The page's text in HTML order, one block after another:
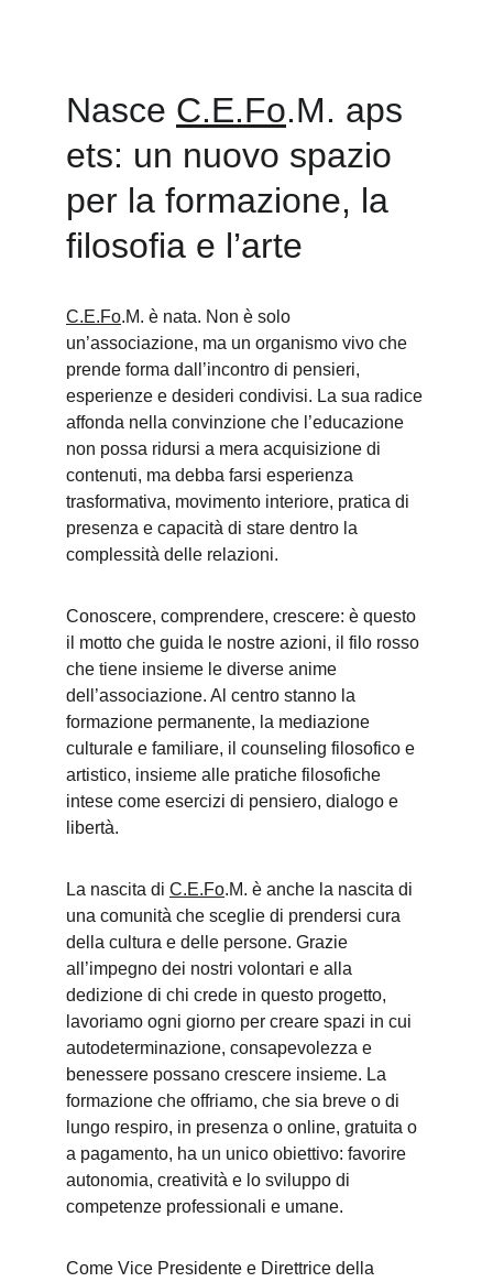
Nasce C.E.Fo.M. aps
ets: un nuovo spazio
per la formazione, la
filosofia e l’arte
C.E.Fo.M. è nata. Non è solo
un’associazione, ma un organismo vivo che
prende forma dall’incontro di pensieri,
esperienze e desideri condivisi. La sua radice
affonda nella convinzione che l’educazione
non possa ridursi a mera acquisizione di
contenuti, ma debba farsi esperienza
trasformativa, movimento interiore, pratica di
presenza e capacità di stare dentro la
complessità delle relazioni.
Conoscere, comprendere, crescere: è questo
il motto che guida le nostre azioni, il filo rosso
che tiene insieme le diverse anime
dell’associazione. Al centro stanno la
formazione permanente, la mediazione
culturale e familiare, il counseling filosofico e
artistico, insieme alle pratiche filosofiche
intese come esercizi di pensiero, dialogo e
libertà.
La nascita di C.E.Fo.M. è anche la nascita di
una comunità che sceglie di prendersi cura
della cultura e delle persone. Grazie
all’impegno dei nostri volontari e alla
dedizione di chi crede in questo progetto,
lavoriamo ogni giorno per creare spazi in cui
autodeterminazione, consapevolezza e
benessere possano crescere insieme. La
formazione che offriamo, che sia breve o di
lungo respiro, in presenza o online, gratuita o
a pagamento, ha un unico obiettivo: favorire
autonomia, creatività e lo sviluppo di
competenze professionali e umane.
Come Vice Presidente e Direttrice della